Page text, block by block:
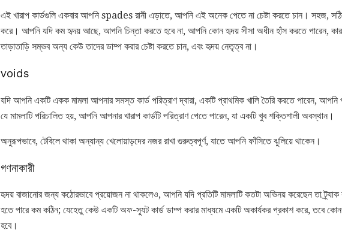
এই খারাপ কার্ডগুলি একবার আপনি spades রানী এড়াতে, আপনি এই অনেক পেতে না চেষ্টা করতে চান। সহজ,
করে। আপনি যদি কম হৃদয় আছে, আপনি চিন্তা করতে হবে না, আপনি কোন হৃদয় সীসা অধীন হাঁস করতে পারেন,
তাড়াতাড়ি সম্ভব অন্য কেউ তাদের ডাম্প করার চেষ্টা করতে চান, এবং হৃদয় নেতৃত্ব না।
voids
যদি আপনি একটি একক মামলা আপনার সমস্ত কার্ড পরিত্রাণ দ্বারা, একটি প্রাথমিক খালি তৈরি করতে পারেন,
যে মামলাটি পরিচালিত হয়, আপনি আপনার খারাপ কার্ডটি পরিত্রাণ পেতে পারেন, যা একটি খুব শক্তিশালী অবস্থান।
অনুরূপভাবে, টেবিলে থাকা অন্যান্য খেলোয়াড়দের নজর রাখা গুরুত্বপূর্ণ, যাতে আপনি ফাঁসিতে ঝুলিয়ে থাকেন।
গণনাকারী
হৃদয় বাজানোর জন্য কঠোরভাবে প্রয়োজন না থাকলেও, আপনি যদি প্রতিটি মামলাটি কতটা অভিনয় করেছেন তা
হতে পারে কম কঠিন; যেহেতু কেউ একটি অফ-স্যুট কার্ড ডাম্প করার মাধ্যমে একটি অকার্যকর প্রকাশ করে, তবে কোনও
হবে।